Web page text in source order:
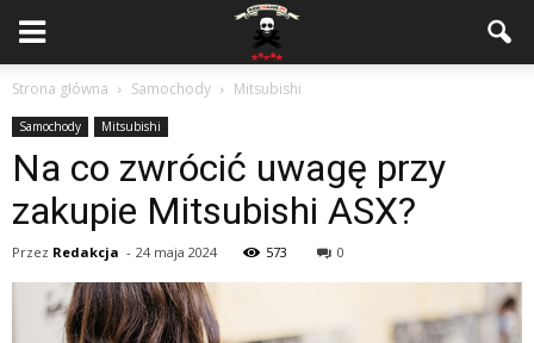
Strona główna Samochody Mitsubishi
Samochody Mitsubishi
Na co zwrócić uwagę przy
zakupie Mitsubishi ASX?
Przez Redakcja - 24 maja 2024 573 0